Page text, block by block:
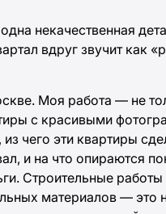
некачественная
вдруг звучит как
Моя работа — не
с красивыми
из чего эти квартиры
и на что опираются
Строительные работы
материалов — это